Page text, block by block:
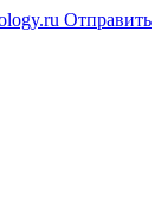
Отправить